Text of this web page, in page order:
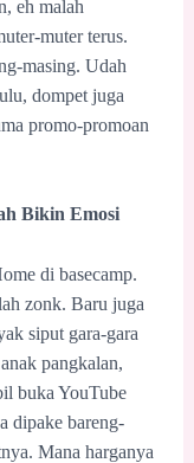
eh malah
muter terus.
masing. Udah
dompet juga
promo-promoan
Bikin Emosi
di basecamp.
zonk. Baru juga
siput gara-gara
pangkalan,
buka YouTube
dipake bareng-
Mana harganya